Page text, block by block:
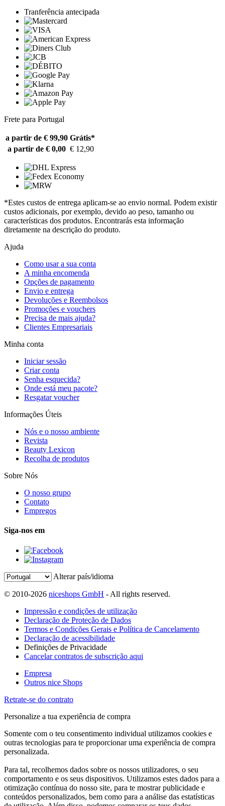
Tranferência antecipada
Frete para Portugal
a partir de € 99,90 Grátis*
a partir de € 0,00 € 12,90
*Estes custos de entrega aplicam-se ao envio normal. Podem existir
custos adicionais, por exemplo, devido ao peso, tamanho ou
características dos produtos. Encontrarás esta informação
diretamente na descrição do produto.
Ajuda
Como usar a sua conta
A minha encomenda
Opções de pagamento
Envio e entrega
Devoluções e Reembolsos
Promoções e vouchers
Precisa de mais ajuda?
Clientes Empresariais
Minha conta
Iniciar sessão
Criar conta
Senha esquecida?
Onde está meu pacote?
Resgatar voucher
Informações Úteis
Nós e o nosso ambiente
Revista
Beauty Lexicon
Recolha de produtos
Sobre Nós
O nosso grupo
Contato
Empregos
Siga-nos em
Alterar país/idioma
© 2010-2026 niceshops GmbH - All rights reserved.
Impressão e condições de utilização
Declaração de Proteção de Dados
Termos e Condições Gerais e Política de Cancelamento
Declaração de acessibilidade
Definições de Privacidade
Cancelar contratos de subscrição aqui
Empresa
Outros nice Shops
Retrate-se do contrato
Personalize a tua experiência de compra
Somente com o teu consentimento individual utilizamos cookies e
outras tecnologias para te proporcionar uma experiência de compra
personalizada.
Para tal, recolhemos dados sobre os nossos utilizadores, o seu
comportamento e os seus dispositivos. Utilizamos estes dados para a
otimização contínua do nosso site, para te mostrar publicidade e
conteúdos personalizados, bem como para a análise das estatísticas